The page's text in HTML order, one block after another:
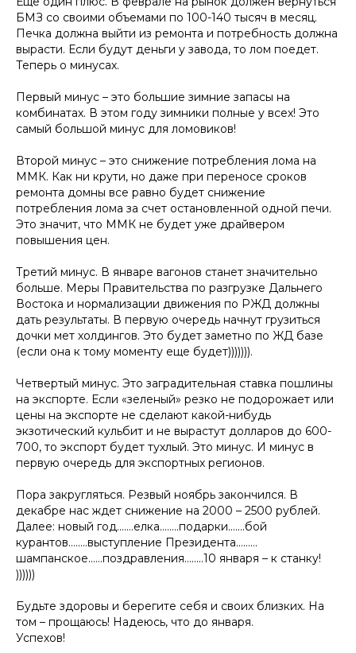
БМЗ со своими объемами по 100-140 тысяч в месяц.
Печка должна выйти из ремонта и потребность должна
вырасти. Если будут деньги у завода, то лом поедет.
Теперь о минусах.
Первый минус – это большие зимние запасы на
комбинатах. В этом году зимники полные у всех! Это
самый большой минус для ломовиков!
Второй минус – это снижение потребления лома на
ММК. Как ни крути, но даже при переносе сроков
ремонта домны все равно будет снижение
потребления лома за счет остановленной одной печи.
Это значит, что ММК не будет уже драйвером
повышения цен.
Третий минус. В январе вагонов станет значительно
больше. Меры Правительства по разгрузке Дальнего
Востока и нормализации движения по РЖД должны
дать результаты. В первую очередь начнут грузиться
дочки мет холдингов. Это будет заметно по ЖД базе
(если она к тому моменту еще будет))))))).
Четвертый минус. Это заградительная ставка пошлины
на экспорте. Если «зеленый» резко не подорожает или
цены на экспорте не сделают какой-нибудь
экзотический кульбит и не вырастут долларов до 600-
700, то экспорт будет тухлый. Это минус. И минус в
первую очередь для экспортных регионов.
Пора закругляться. Резвый ноябрь закончился. В
декабре нас ждет снижение на 2000 – 2500 рублей.
Далее: новый год…….елка……..подарки…….бой
курантов……..выступление Президента………
шампанское……поздравления……..10 января – к станку!
))))))
Будьте здоровы и берегите себя и своих близких. На
том – прощаюсь! Надеюсь, что до января.
Успехов!